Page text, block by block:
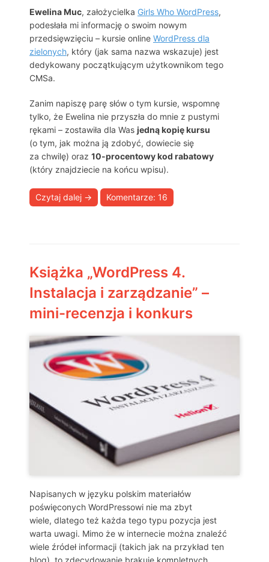
Ewelina Muc, założycielka Girls Who WordPress,
podesłała mi informację o swoim nowym
przedsięwzięciu – kursie online WordPress dla
zielonych, który (jak sama nazwa wskazuje) jest
dedykowany początkującym użytkownikom tego
CMSa.
Zanim napiszę parę słów o tym kursie, wspomnę
tylko, że Ewelina nie przyszła do mnie z pustymi
rękami – zostawiła dla Was jedną kopię kursu
(o tym, jak można ją zdobyć, dowiecie się
za chwilę) oraz 10-procentowy kod rabatowy
(który znajdziecie na końcu wpisu).
Czytaj dalej → Komentarze: 16
Książka „WordPress 4.
Instalacja i zarządzanie” –
mini-recenzja i konkurs
Napisanych w języku polskim materiałów
poświęconych WordPressowi nie ma zbyt
wiele, dlatego też każda tego typu pozycja jest
warta uwagi. Mimo że w internecie można znaleźć
wiele źródeł informacji (takich jak na przykład ten